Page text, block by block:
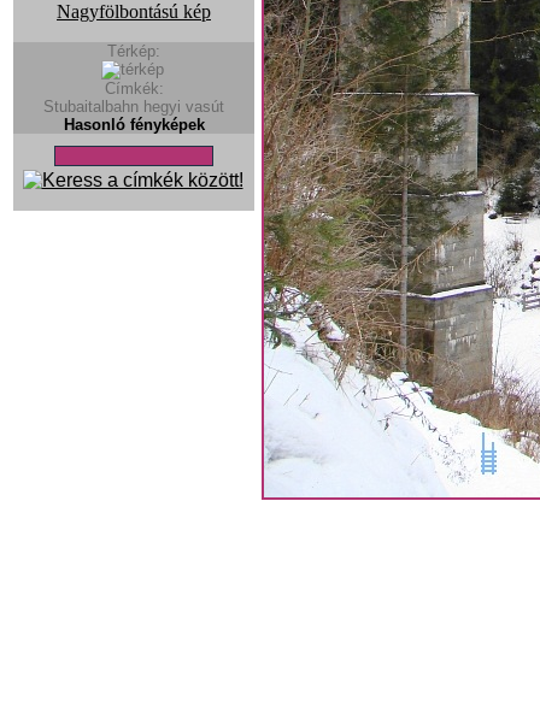
Nagyfölbontású kép
Térkép:
Címkék:
Stubaitalbahn hegyi vasút
Hasonló fényképek